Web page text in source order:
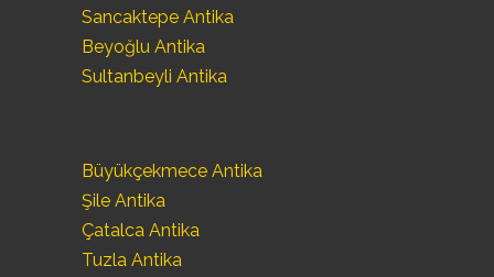
Sancaktepe Antika
Beyoğlu Antika
Sultanbeyli Antika
Büyükçekmece Antika
Şile Antika
Çatalca Antika
Tuzla Antika